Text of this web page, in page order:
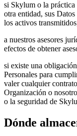
si Skylum o la práctica
otra entidad, sus
los activos
a nuestros asesores
efectos de obtener
si existe una
Personales para
valer cualquier
Organización o
o la seguridad de
Dónde